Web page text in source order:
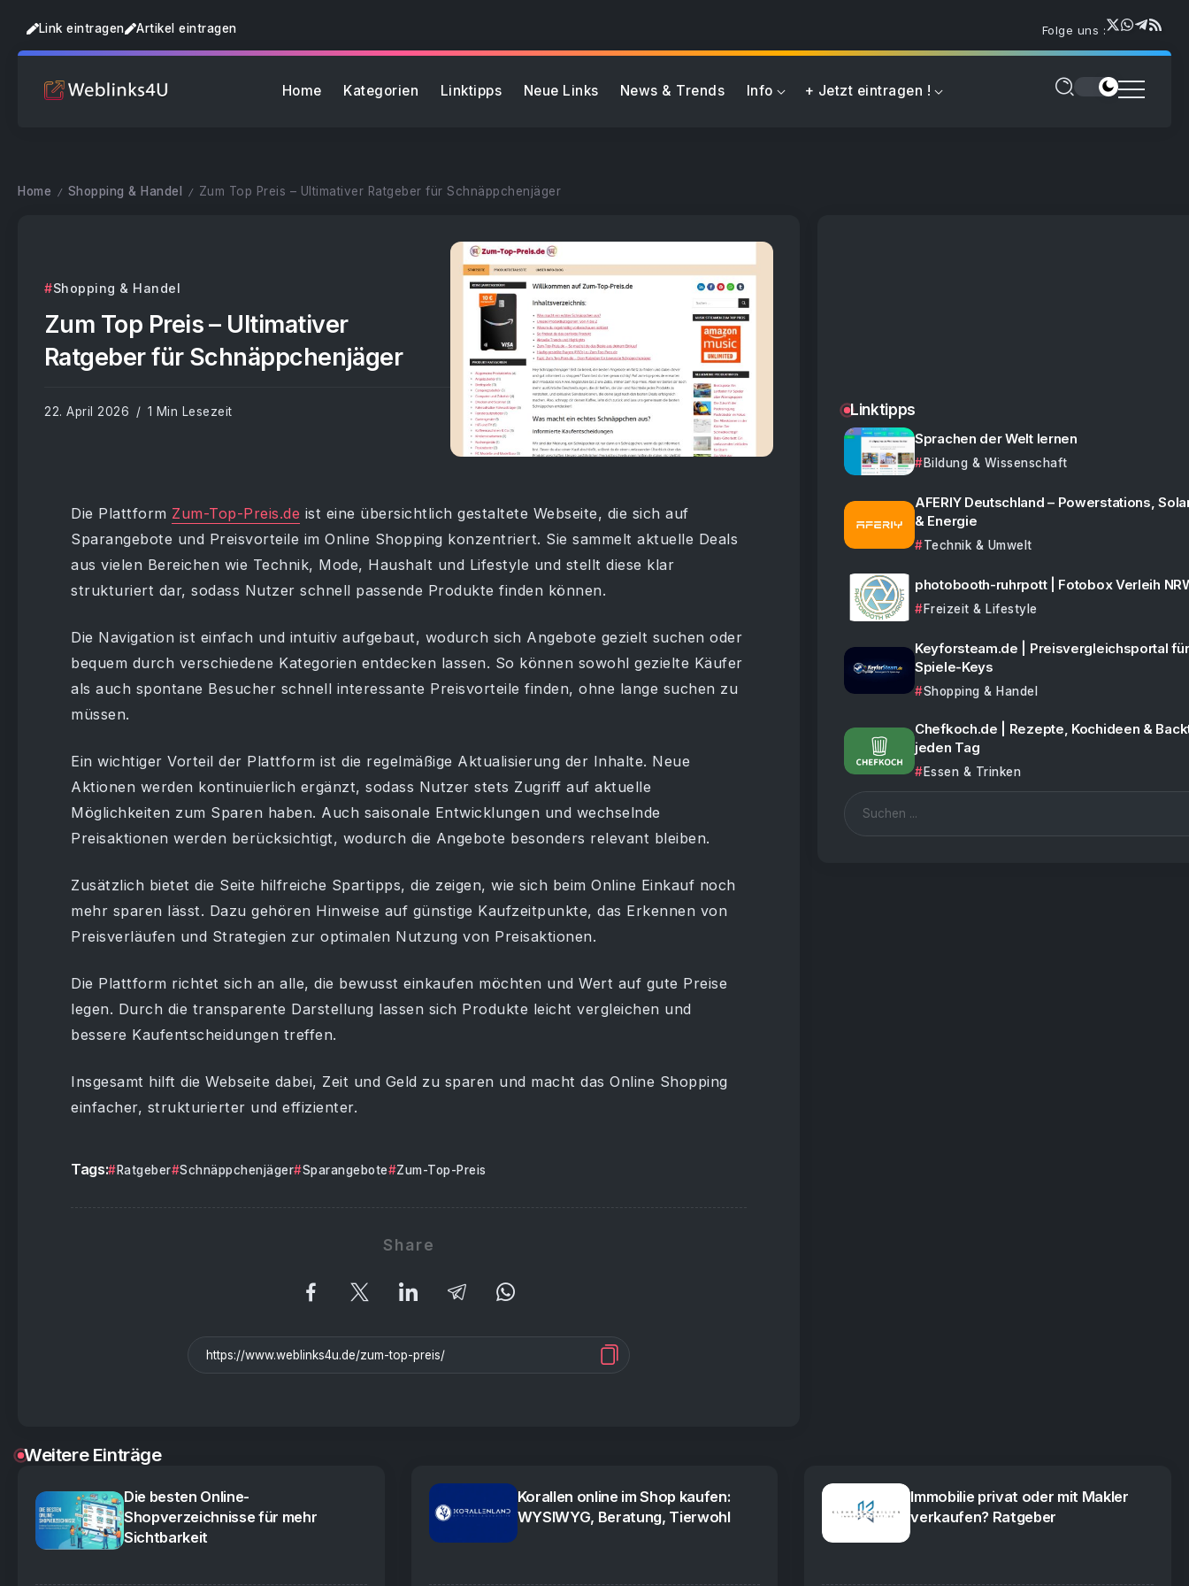
Link eintragen Artikel eintragen Folge uns :
Home Kategorien Linktipps Neue Links News & Trends Info + Jetzt eintragen !
Home / Shopping & Handel / Zum Top Preis – Ultimativer Ratgeber für Schnäppchenjäger
Shopping & Handel
Zum Top Preis – Ultimativer
Ratgeber für Schnäppchenjäger
22. April 2026 1 Min Lesezeit
Die Plattform Zum-Top-Preis.de ist eine übersichtlich gestaltete Webseite, die sich auf
Sparangebote und Preisvorteile im Online Shopping konzentriert. Sie sammelt aktuelle Deals
aus vielen Bereichen wie Technik, Mode, Haushalt und Lifestyle und stellt diese klar
strukturiert dar, sodass Nutzer schnell passende Produkte finden können.
Die Navigation ist einfach und intuitiv aufgebaut, wodurch sich Angebote gezielt suchen oder
bequem durch verschiedene Kategorien entdecken lassen. So können sowohl gezielte Käufer
als auch spontane Besucher schnell interessante Preisvorteile finden, ohne lange suchen zu
müssen.
Ein wichtiger Vorteil der Plattform ist die regelmäßige Aktualisierung der Inhalte. Neue
Aktionen werden kontinuierlich ergänzt, sodass Nutzer stets Zugriff auf aktuelle
Möglichkeiten zum Sparen haben. Auch saisonale Entwicklungen und wechselnde
Preisaktionen werden berücksichtigt, wodurch die Angebote besonders relevant bleiben.
Zusätzlich bietet die Seite hilfreiche Spartipps, die zeigen, wie sich beim Online Einkauf noch
mehr sparen lässt. Dazu gehören Hinweise auf günstige Kaufzeitpunkte, das Erkennen von
Preisverläufen und Strategien zur optimalen Nutzung von Preisaktionen.
Die Plattform richtet sich an alle, die bewusst einkaufen möchten und Wert auf gute Preise
legen. Durch die transparente Darstellung lassen sich Produkte leicht vergleichen und
bessere Kaufentscheidungen treffen.
Insgesamt hilft die Webseite dabei, Zeit und Geld zu sparen und macht das Online Shopping
einfacher, strukturierter und effizienter.
Tags: Ratgeber Schnäppchenjäger Sparangebote Zum-Top-Preis
Share
Linktipps
Sprachen der Welt lernen
Bildung & Wissenschaft
AFERIY Deutschland – Powerstations,
& Energie
Technik & Umwelt
photobooth-ruhrpott | Fotobox Verleih
Freizeit & Lifestyle
Keyforsteam.de | Preisvergleichsportal
Spiele-Keys
Shopping & Handel
Chefkoch.de | Rezepte, Kochideen &
jeden Tag
Essen & Trinken
Weitere Einträge
Die besten Online-
Shopverzeichnisse für mehr
Sichtbarkeit
Korallen online im Shop kaufen:
WYSIWYG, Beratung, Tierwohl
Immobilie privat oder mit Makler
verkaufen? Ratgeber